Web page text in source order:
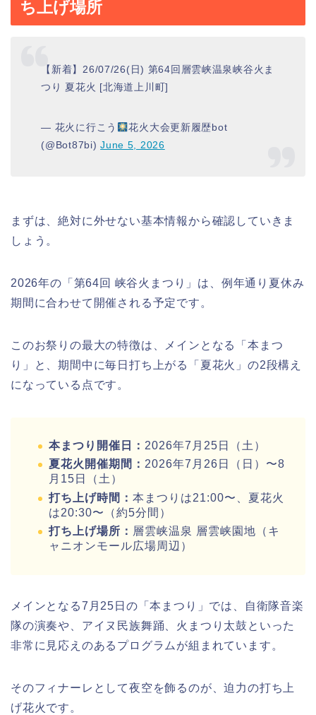
ち上げ場所
【新着】26/07/26(日) 第64回層雲峡温泉峡谷火ま
つり 夏花火 [北海道上川町]
— 花火に行こう
花火大会更新履歴bot
(@Bot87bi)June 5, 2026
まずは、絶対に外せない基本情報から確認していきま
しょう。
2026年の「第64回 峡谷火まつり」は、例年通り夏休み
期間に合わせて開催される予定です。
このお祭りの最大の特徴は、メインとなる「本まつ
り」と、期間中に毎日打ち上がる「夏花火」の2段構え
になっている点です。
本まつり開催日： 2026年7月25日（土）
夏花火開催期間： 2026年7月26日（日）〜8
月15日（土）
打ち上げ時間： 本まつりは21:00〜、夏花火
は20:30〜（約5分間）
打ち上げ場所： 層雲峡温泉 層雲峡園地（キ
ャニオンモール広場周辺）
メインとなる7月25日の「本まつり」では、自衛隊音楽
隊の演奏や、アイヌ民族舞踊、火まつり太鼓といった
非常に見応えのあるプログラムが組まれています。
そのフィナーレとして夜空を飾るのが、迫力の打ち上
げ花火です。